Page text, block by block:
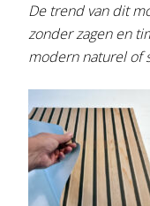
De trend van dit
zonder zagen en
modern naturel of